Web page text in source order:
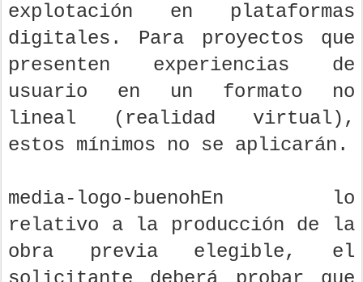
explotación en plataformas
digitales. Para proyectos que
presenten experiencias de
usuario en un formato no
lineal (realidad virtual),
estos mínimos no se aplicarán.
media-logo-buenohEn lo
relativo a la producción de la
obra previa elegible, el